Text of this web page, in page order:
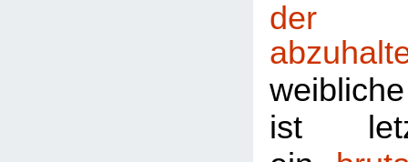
der
ist